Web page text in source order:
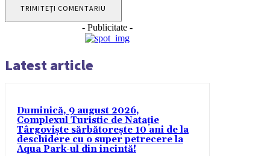
- Publicitate -
Latest article
Duminică, 9 august 2026,
Complexul Turistic de Natație
Târgoviște sărbătorește 10 ani de la
deschidere cu o super petrecere la
Aqua Park-ul din incintă!